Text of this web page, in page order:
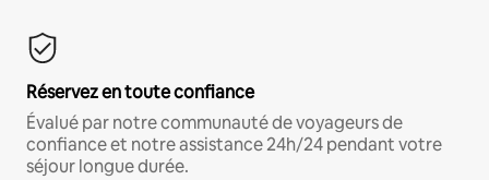
Réservez en toute confiance
Évalué par notre communauté de voyageurs de
confiance et notre assistance 24h/24 pendant votre
séjour longue durée.